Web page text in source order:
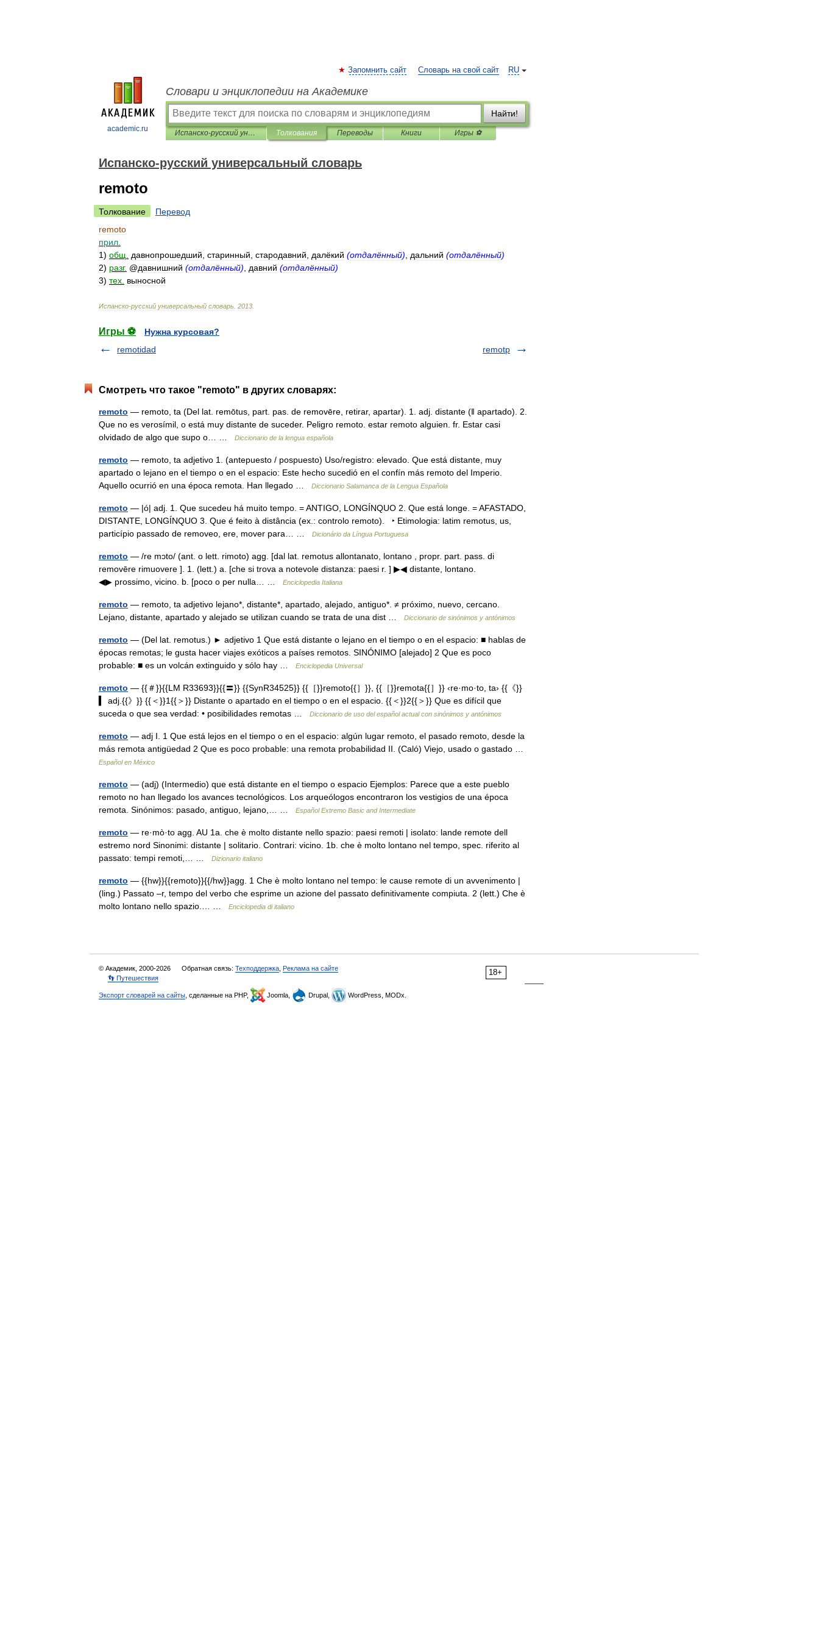
academic.ru
RU
Запомнить сайт Словарь на свой сайт
Словари и энциклопедии на Академике
Найти!
Испанско-русский универсальный словарь Толкования Переводы Книги Игры ⚽
Испанско-русский универсальный словарь
remoto
Толкование
Перевод
remoto
прил
1) общ давнопрошедший старинный стародавний далёкий (отдалённый) дальний (отдалённый)
2) разг. @давнишний (отдалённый) давний (отдалённый)
3) тех выносной
Испанско-русский универсальный словарь 2013
Игры ⚽
Нужна курсовая?
remotidad
remotp
Смотреть что такое "remoto" в других словарях:
remoto — remoto, ta (Del lat. remōtus, part. pas. de removēre, retirar, apartar). 1. adj. distante (ǁ apartado). 2.
Que no es verosímil, o está muy distante de suceder. Peligro remoto. estar remoto alguien. fr. Estar casi
olvidado de algo que supo o… …
Diccionario de la lengua española
remoto — remoto, ta adjetivo 1. (antepuesto / pospuesto) Uso/registro: elevado. Que está distante, muy
apartado o lejano en el tiempo o en el espacio: Este hecho sucedió en el confín más remoto del Imperio.
Aquello ocurrió en una época remota. Han llegado …
Diccionario Salamanca de la Lengua Española
remoto — |ó| adj. 1. Que sucedeu há muito tempo. = ANTIGO, LONGÍNQUO 2. Que está longe. = AFASTADO,
DISTANTE, LONGÍNQUO 3. Que é feito à distância (ex.: controlo remoto). ‣ Etimologia: latim remotus, us,
particípio passado de removeo, ere, mover para… …
Dicionário da Língua Portuguesa
remoto — /re mɔto/ (ant. o lett. rimoto) agg. [dal lat. remotus allontanato, lontano , propr. part. pass. di
removēre rimuovere ]. 1. (lett.) a. [che si trova a notevole distanza: paesi r. ] ▶◀ distante, lontano.
◀▶ prossimo, vicino. b. [poco o per nulla… …
Enciclopedia Italiana
remoto — remoto, ta adjetivo lejano*, distante*, apartado, alejado, antiguo*. ≠ próximo, nuevo, cercano.
Lejano, distante, apartado y alejado se utilizan cuando se trata de una dist …
Diccionario de sinónimos y antónimos
remoto — (Del lat. remotus.) ► adjetivo 1 Que está distante o lejano en el tiempo o en el espacio: ■ hablas de
épocas remotas; le gusta hacer viajes exóticos a países remotos. SINÓNIMO [alejado] 2 Que es poco
probable: ■ es un volcán extinguido y sólo hay …
Enciclopedia Universal
remoto — {{＃}}{{LM R33693}}{{〓}} {{SynR34525}} {{［}}remoto{{］}}, {{［}}remota{{］}} ‹re·mo·to, ta› {{《}}
▍ adj.{{》}} {{＜}}1{{＞}} Distante o apartado en el tiempo o en el espacio. {{＜}}2{{＞}} Que es difícil que
suceda o que sea verdad: • posibilidades remotas …
Diccionario de uso del español actual con sinónimos y antónimos
remoto — adj I. 1 Que está lejos en el tiempo o en el espacio: algún lugar remoto, el pasado remoto, desde la
más remota antigüedad 2 Que es poco probable: una remota probabilidad II. (Caló) Viejo, usado o gastado …
Español en México
remoto — (adj) (Intermedio) que está distante en el tiempo o espacio Ejemplos: Parece que a este pueblo
remoto no han llegado los avances tecnológicos. Los arqueólogos encontraron los vestigios de una época
remota. Sinónimos: pasado, antiguo, lejano,… …
Español Extremo Basic and Intermediate
remoto — re·mò·to agg. AU 1a. che è molto distante nello spazio: paesi remoti | isolato: lande remote dell
estremo nord Sinonimi: distante | solitario. Contrari: vicino. 1b. che è molto lontano nel tempo, spec. riferito al
passato: tempi remoti,… …
Dizionario italiano
remoto — {{hw}}{{remoto}}{{/hw}}agg. 1 Che è molto lontano nel tempo: le cause remote di un avvenimento |
(ling.) Passato –r, tempo del verbo che esprime un azione del passato definitivamente compiuta. 2 (lett.) Che è
molto lontano nello spazio.… …
Enciclopedia di italiano
18+
© Академик, 2000-2026 Обратная связь: Техподдержка Реклама на сайте
👣 Путешествия
Экспорт словарей на сайты , сделанные на PHP, Joomla, Drupal, WordPress, MODx.